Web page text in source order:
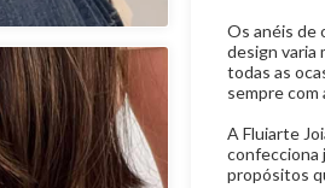
Os anéis de
design varia
todas as
sempre com
A Fluiarte
confecciona
propósitos